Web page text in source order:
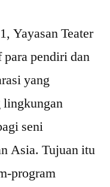
Yayasan Teater
pendiri dan
yang
lingkungan
seni
Asia. Tujuan itu
program